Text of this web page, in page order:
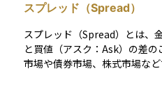
て使い分けられます。個人の
外貨預金などの評価額を計算
にするかが重要です。平均為
為替の動きに振り回されず、
ます。
スプレッド（Spread）
スプレッド（Spread）とは、
と買値（アスク：Ask）の差
市場や債券市場、株式市場などで